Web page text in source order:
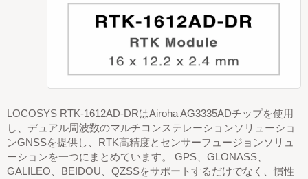
LOCOSYS RTK-1612AD-DRはAiroha AG3335ADチップを使用
し、デュアル周波数のマルチコンステレーションソリューショ
ンGNSSを提供し、RTK高精度とセンサーフュージョンソリュ
ーションを一つにまとめています。 GPS、GLONASS、
GALILEO、BEIDOU、QZSSをサポートするだけでなく、慣性